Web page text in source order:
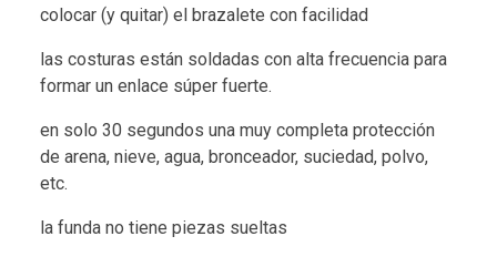
colocar (y quitar) el brazalete con facilidad
las costuras están soldadas con alta frecuencia para
formar un enlace súper fuerte.
en solo 30 segundos una muy completa protección
de arena, nieve, agua, bronceador, suciedad, polvo,
etc.
la funda no tiene piezas sueltas